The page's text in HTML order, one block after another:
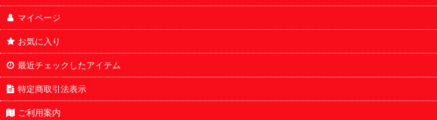
マイページ
お気に入り
最近チェックしたアイテム
特定商取引法表示
ご利用案内